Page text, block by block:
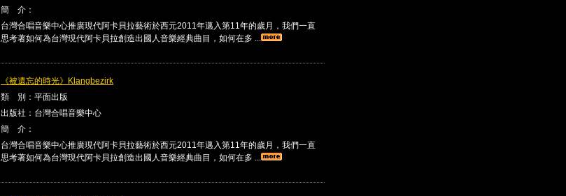
簡 介：
台灣合唱音樂中心推廣現代阿卡貝拉藝術於西元2011年邁入第11年的歲月，我們一直
思考著如何為台灣現代阿卡貝拉創造出國人音樂經典曲目，如何在多 ...
《被遺忘的時光》Klangbezirk
類 別：平面出版
出版社：台灣合唱音樂中心
簡 介：
台灣合唱音樂中心推廣現代阿卡貝拉藝術於西元2011年邁入第11年的歲月，我們一直
思考著如何為台灣現代阿卡貝拉創造出國人音樂經典曲目，如何在多 ...